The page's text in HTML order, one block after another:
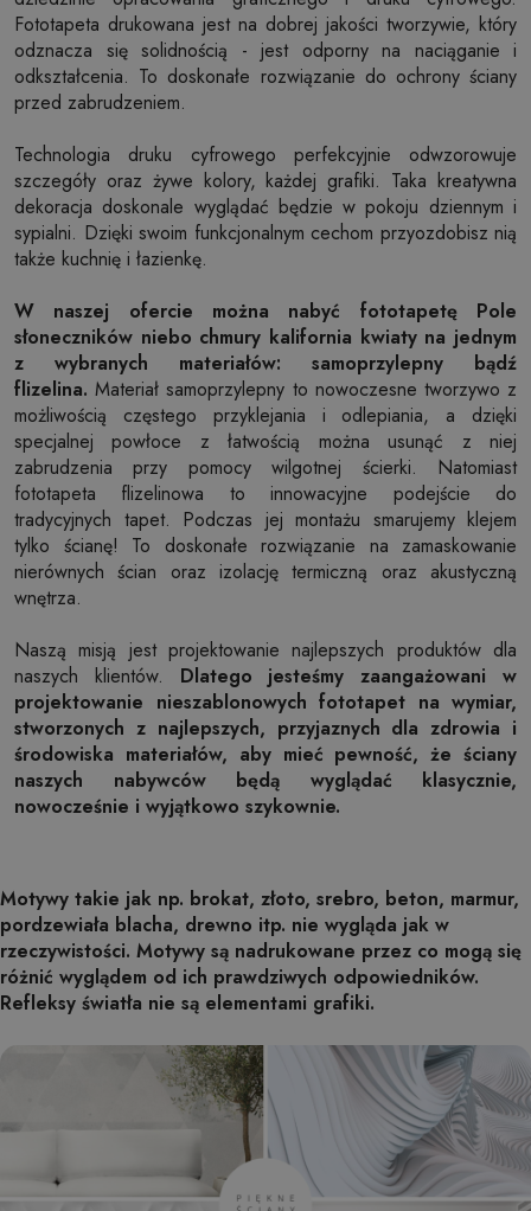
Fototapeta drukowana jest na dobrej jakości tworzywie, który
odznacza się solidnością - jest odporny na naciąganie i
odkształcenia. To doskonałe rozwiązanie do ochrony ściany
przed zabrudzeniem.
Technologia druku cyfrowego perfekcyjnie odwzorowuje
szczegóły oraz żywe kolory, każdej grafiki. Taka kreatywna
dekoracja doskonale wyglądać będzie w pokoju dziennym i
sypialni. Dzięki swoim funkcjonalnym cechom przyozdobisz nią
także kuchnię i łazienkę.
W naszej ofercie można nabyć fototapetę Pole
słoneczników niebo chmury kalifornia kwiaty na jednym
z wybranych materiałów: samoprzylepny bądź
flizelina. Materiał samoprzylepny to nowoczesne tworzywo z
możliwością częstego przyklejania i odlepiania, a dzięki
specjalnej powłoce z łatwością można usunąć z niej
zabrudzenia przy pomocy wilgotnej ścierki. Natomiast
fototapeta flizelinowa to innowacyjne podejście do
tradycyjnych tapet. Podczas jej montażu smarujemy klejem
tylko ścianę! To doskonałe rozwiązanie na zamaskowanie
nierównych ścian oraz izolację termiczną oraz akustyczną
wnętrza.
Naszą misją jest projektowanie najlepszych produktów dla
naszych klientów. Dlatego jesteśmy zaangażowani w
projektowanie nieszablonowych fototapet na wymiar,
stworzonych z najlepszych, przyjaznych dla zdrowia i
środowiska materiałów, aby mieć pewność, że ściany
naszych nabywców będą wyglądać klasycznie,
nowocześnie i wyjątkowo szykownie.
Motywy takie jak np. brokat, złoto, srebro, beton, marmur,
pordzewiała blacha, drewno itp. nie wygląda jak w
rzeczywistości. Motywy są nadrukowane przez co mogą się
różnić wyglądem od ich prawdziwych odpowiedników.
Refleksy światła nie są elementami grafiki.